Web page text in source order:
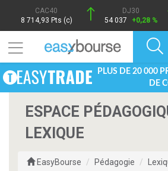
CAC40
8 714,93 Pts (c)
DJ30
54 037
+0,28 %
PLUS DE 20 000
DE
ESPACE
LEXIQUE
EasyBourse Pédagogie